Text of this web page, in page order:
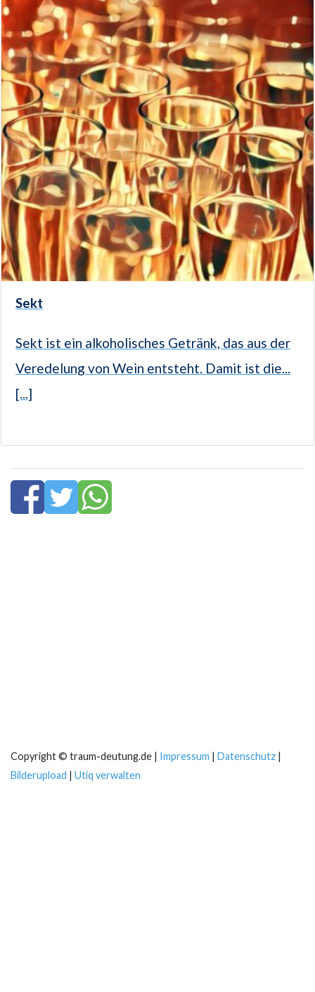
Sekt
Sekt ist ein alkoholisches Getränk, das aus der
Veredelung von Wein entsteht. Damit ist die...
[...]
Copyright © traum-deutung.de | Impressum | Datenschutz |
Bilderupload | Utiq verwalten